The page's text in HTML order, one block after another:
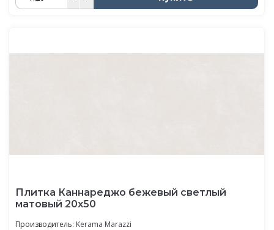
Плитка Каннареджо бежевый светлый
матовый 20x50
Производитель: Kerama Marazzi